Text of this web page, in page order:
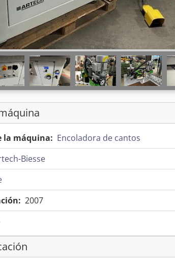
la máquina: Encoladora de cantos
Biesse
2007